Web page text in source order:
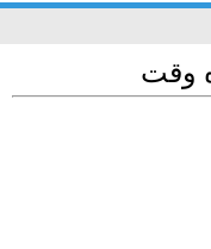
وقت